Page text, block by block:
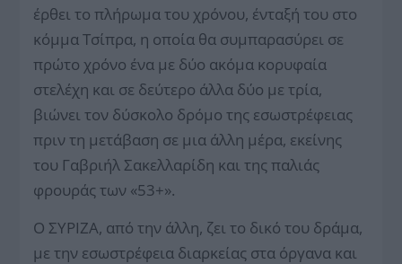
έρθει το πλήρωμα του χρόνου, ένταξή του στο
κόμμα Τσίπρα, η οποία θα συμπαρασύρει σε
πρώτο χρόνο ένα με δύο ακόμα κορυφαία
στελέχη και σε δεύτερο άλλα δύο με τρία,
βιώνει τον δύσκολο δρόμο της εσωστρέφειας
πριν τη μετάβαση σε μια άλλη μέρα, εκείνης
του Γαβριήλ Σακελλαρίδη και της παλιάς
φρουράς των «53+».
Ο ΣΥΡΙΖΑ, από την άλλη, ζει το δικό του δράμα,
με την εσωστρέφεια διαρκείας στα όργανα και